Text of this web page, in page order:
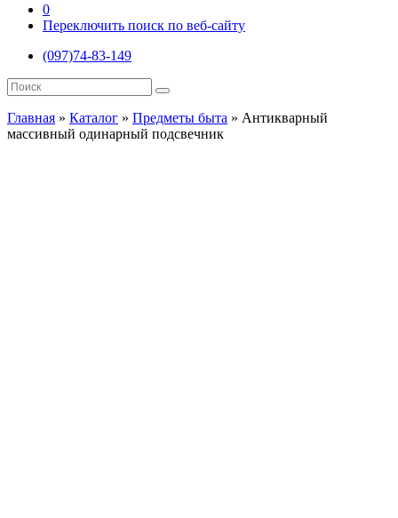
0
Переключить поиск по веб-сайту
(097)74-83-149
Главная » Каталог » Предметы быта » Антикварный
массивный одинарный подсвечник